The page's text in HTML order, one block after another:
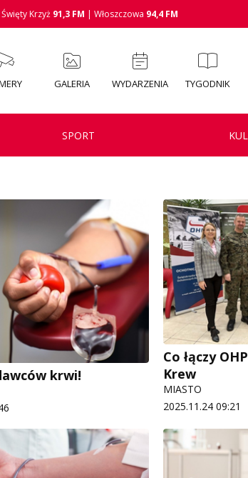
Krzyż 91,3 FM | Włoszczowa 94,4 FM
GALERIA WYDARZENIA TYGODNIK
SPORT
krwi!
Co łączy
Krew
MIASTO
2025.11.24 09:21